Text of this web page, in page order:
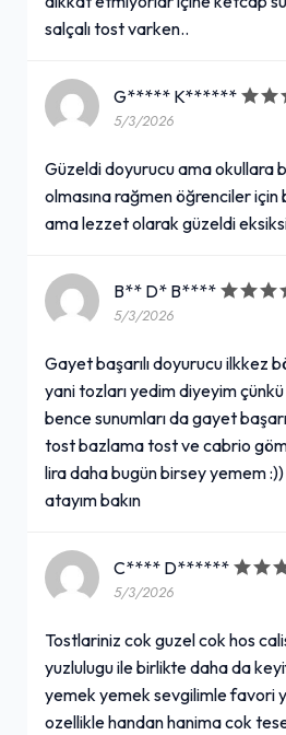
salçalı tost varken..
G***** K******
5/3/2026
Güzeldi doyurucu ama okullara
olmasına rağmen öğrenciler için
ama lezzet olarak güzeldi
B** D* B****
5/3/2026
Gayet başarılı doyurucu ilkkez
yani tozları yedim diyeyim çünkü
bence sunumları da gayet
tost bazlama tost ve cabrio
lira daha bugün birsey yemem
atayım bakın
C**** D******
5/3/2026
Tostlariniz cok guzel cok hos
yuzlulugu ile birlikte daha da
yemek yemek sevgilimle favori
ozellikle handan hanima cok